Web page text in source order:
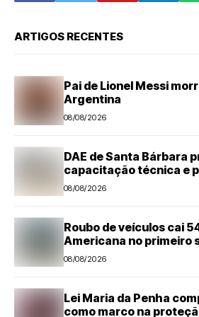
ARTIGOS RECENTES
Pai de Lionel Messi
Argentina
08/08/2026
DAE de Santa Bárbara
capacitação técnica e
anual de mais de R$
energética
08/08/2026
Roubo de veículos cai
Americana no primeiro
08/08/2026
Lei Maria da Penha
como marco na